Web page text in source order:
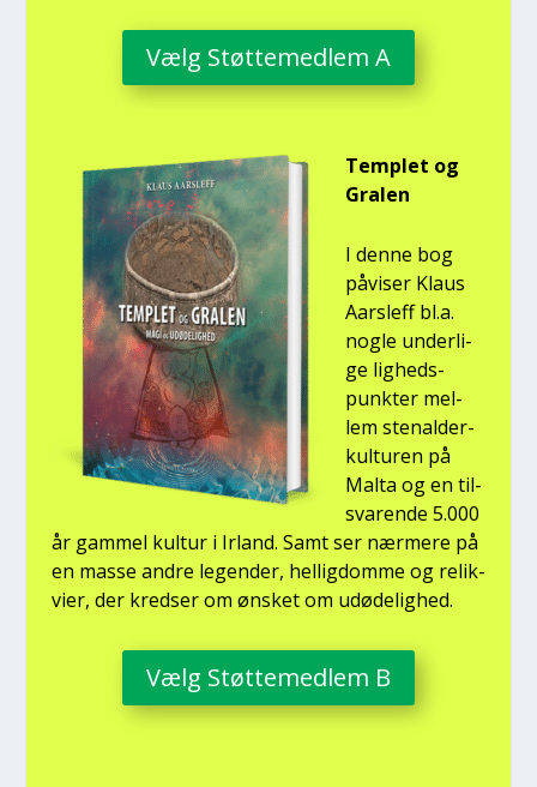
Vælg Støt­te­med­lem A
Temp­let og
Gra­len
I den­ne bog
påvi­ser Klaus
Aars­l­eff bl.a.
nog­le under­li­
ge lig­heds­
punk­ter mel­
lem ste­nal­der­
kul­tu­ren på
Mal­ta og en til­
sva­ren­de 5.000
år gam­mel kul­tur i Irland. Samt ser nær­me­re på
en mas­se andre legen­der, hel­lig­dom­me og relik­
vi­er, der kred­ser om ønsket om udø­de­lig­hed.
Vælg Støt­te­med­lem B